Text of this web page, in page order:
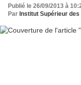
Publié le 26/09/2013 à
Par Institut Supérieur